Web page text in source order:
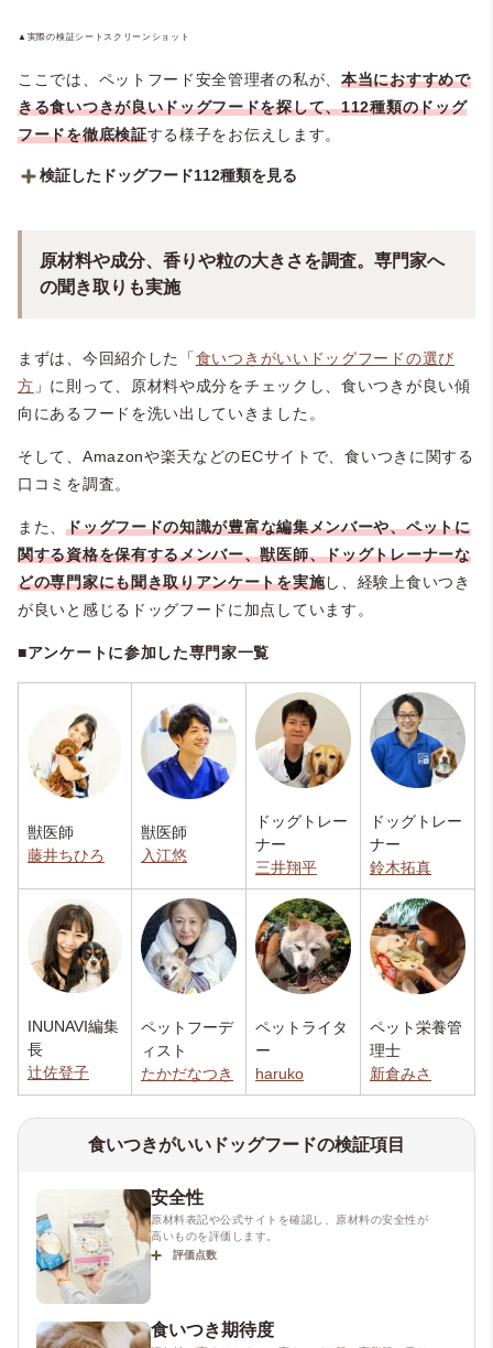
▲実際の検証シートスクリーンショット
ここでは、ペットフード安全管理者の私が、 本当におすすめで
きる食いつきが良いドッグフードを探して、112種類のドッグ
フードを徹底検証する様子をお伝えします。
検証したドッグフード112種類を見る
原材料や成分、香りや粒の大きさを調査。専門家へ
の聞き取りも実施
まずは、今回紹介した「食いつきがいいドッグフードの選び
方 」に則って、原材料や成分をチェックし、食いつきが良い傾
向にあるフードを洗い出していきました。
そして、Amazonや楽天などのECサイトで、食いつきに関する
口コミを調査。
また、ドッグフードの知識が豊富な編集メンバーや、ペットに
関する資格を保有するメンバー、獣医師、ドッグトレーナーな
どの専門家にも聞き取りアンケートを実施し、経験上食いつき
が良いと感じるドッグフードに加点しています。
■アンケートに参加した専門家一覧
獣医師
藤井ちひろ
獣医師
入江悠
ドッグトレー
ナー
三井翔平
ドッグトレー
ナー
鈴木拓真
INUNAVI編集
長
辻佐登子
ペットフーデ
ィスト
たかだなつき
ペットライタ
ー
haruko
ペット栄養管
理士
新倉みさ
食いつきがいいドッグフードの検証項目
安全性
原材料表記や公式サイトを確認し、原材料の安全性が
高いものを評価します。
評価点数
食いつき期待度